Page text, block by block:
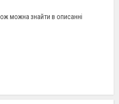
можна знайти в описанні